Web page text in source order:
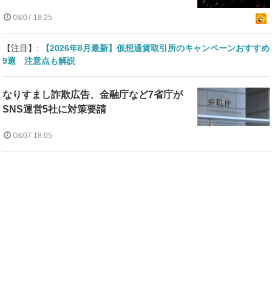
08/07 18:25
【注目】:
【2026年8月最新】仮想通貨取引所のキャンペーンおすすめ
9選 注意点も解説
なりすまし詐欺広告、金融庁など7省庁が
SNS運営5社に対策要請
08/07 18:05